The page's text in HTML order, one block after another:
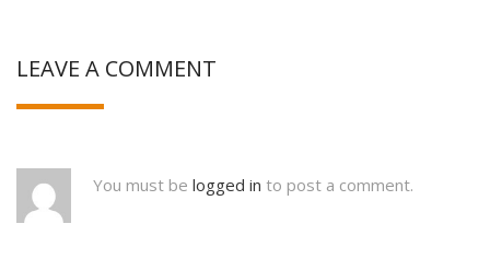
LEAVE A COMMENT
You must be logged in to post a comment.